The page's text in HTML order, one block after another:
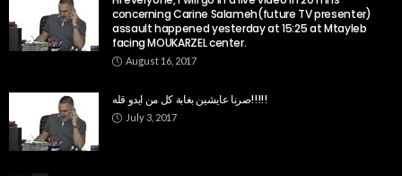
concerning Carine Salameh(future TV presenter)
assault happened yesterday at 15:25 at Mtayleb
facing MOUKARZEL center.
August 16, 2017
صرنا عايشين بغابة كل من ايدو قله!!!!!
July 3, 2017